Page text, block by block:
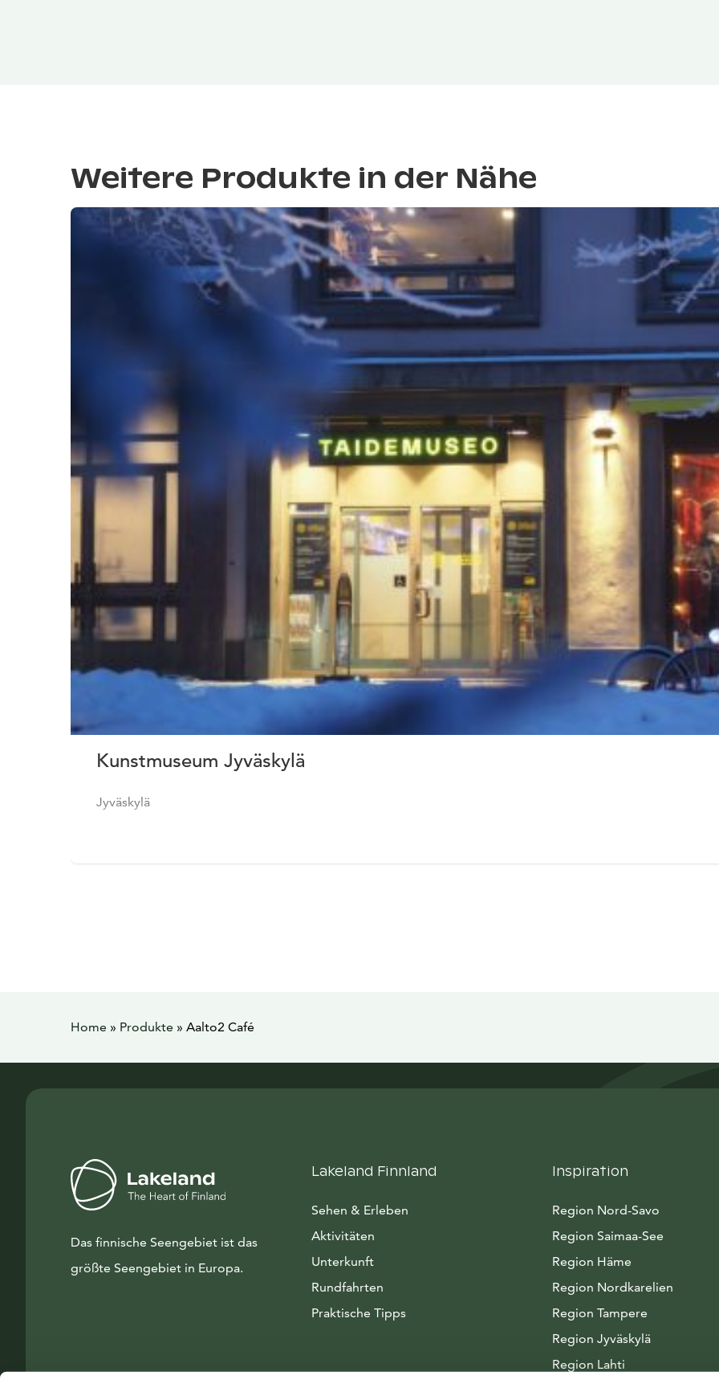
Weitere Produkte in der Nähe
Kunstmuseum Jyväskylä
Jyväskylä
Home » Produkte » Aalto2 Café
Das finnische Seengebiet ist das
größte Seengebiet in Europa.
Lakeland Finnland
Sehen & Erleben
Aktivitäten
Unterkunft
Rundfahrten
Praktische Tipps
Inspiration
Region Nord-Savo
Region Saimaa-See
Region Häme
Region Nordkarelien
Region Tampere
Region Jyväskylä
Region Lahti